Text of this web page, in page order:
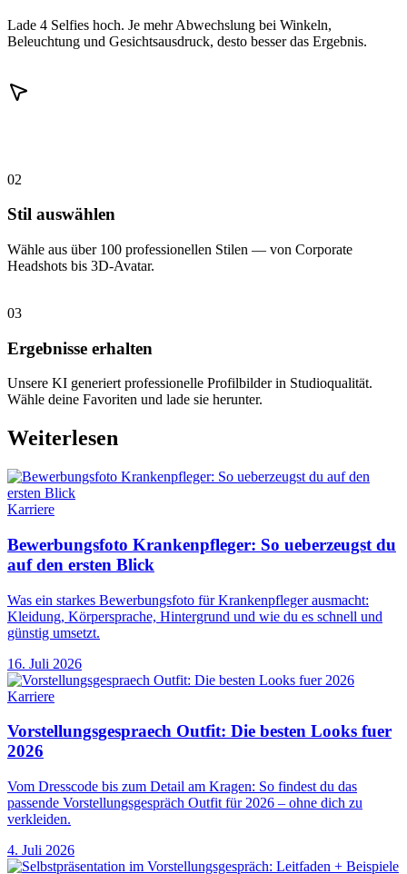
Lade 4 Selfies hoch. Je mehr Abwechslung bei Winkeln,
Beleuchtung und Gesichtsausdruck, desto besser das Ergebnis.
02
Stil auswählen
Wähle aus über 100 professionellen Stilen — von Corporate
Headshots bis 3D-Avatar.
03
Ergebnisse erhalten
Unsere KI generiert professionelle Profilbilder in Studioqualität.
Wähle deine Favoriten und lade sie herunter.
Weiterlesen
Karriere
Bewerbungsfoto Krankenpfleger: So ueberzeugst du
auf den ersten Blick
Was ein starkes Bewerbungsfoto für Krankenpfleger ausmacht:
Kleidung, Körpersprache, Hintergrund und wie du es schnell und
günstig umsetzt.
16. Juli 2026
Karriere
Vorstellungsgespraech Outfit: Die besten Looks fuer
2026
Vom Dresscode bis zum Detail am Kragen: So findest du das
passende Vorstellungsgespräch Outfit für 2026 – ohne dich zu
verkleiden.
4. Juli 2026